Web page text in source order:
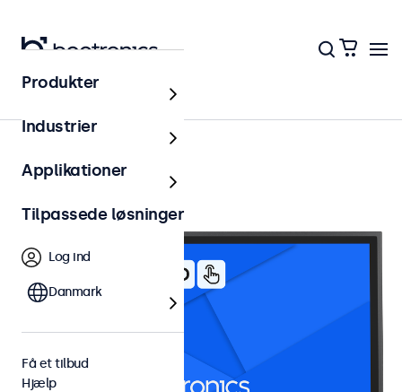
Produkter
Industrier
Applikationer
Tilpassede løsninger
Log ind
Danmark
Få et tilbud
Hjælp